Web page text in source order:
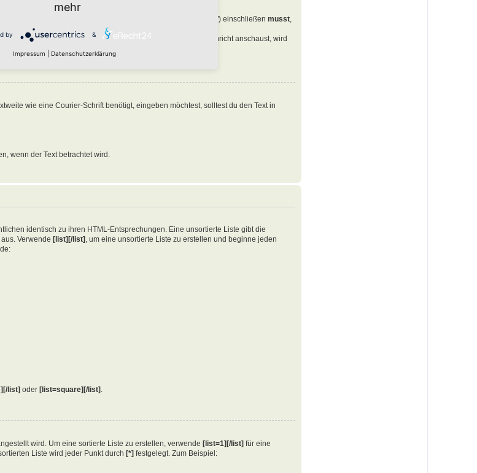
Beachte, dass du den Namen in Anführungszeichen ("") einschließen musst,
du den Text in[quote][/quote]einschließen. Wenn du die Nachricht anschaust, wird
wie eine Courier-Schrift benötigt, eingeben möchtest, solltest du den Text in
wenn der Text betrachtet wird.
identisch zu ihren HTML-Entsprechungen. Eine unsortierte Liste gibt die
Verwende [list][/list] , um eine unsortierte Liste zu erstellen und beginne jeden
list] oder [list=square][/list]
wird. Um eine sortierte Liste zu erstellen, verwende [list=1][/list] für eine
Liste wird jeder Punkt durch [*] festgelegt. Zum Beispiel:
mehr
by &
Impressum Datenschutzerklärung